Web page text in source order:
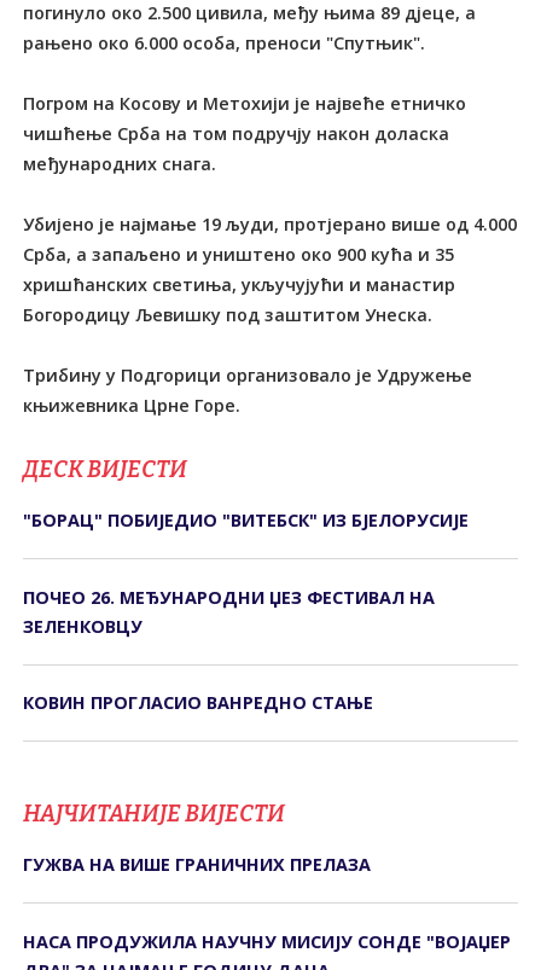
погинуло око 2.500 цивила, међу њима 89 дјеце, а
рањено око 6.000 особа, преноси "Спутњик".
Погром на Косову и Метохији је највеће етничко
чишћење Срба на том подручју након доласка
међународних снага.
Убијено је најмање 19 људи, протјерано више од 4.000
Срба, а запаљено и уништено око 900 кућа и 35
хришћанских светиња, укључујући и манастир
Богородицу Љевишку под заштитом Унеска.
Трибину у Подгорици организовало је Удружење
књижевника Црне Горе.
ДЕСК ВИЈЕСТИ
"БОРАЦ" ПОБИЈЕДИО "ВИТЕБСК" ИЗ БЈЕЛОРУСИЈЕ
ПОЧЕО 26. МЕЂУНАРОДНИ ЏЕЗ ФЕСТИВАЛ НА
ЗЕЛЕНКОВЦУ
КОВИН ПРОГЛАСИО ВАНРЕДНО СТАЊЕ
НАЈЧИТАНИЈЕ ВИЈЕСТИ
ГУЖВА НА ВИШЕ ГРАНИЧНИХ ПРЕЛАЗА
НАСА ПРОДУЖИЛА НАУЧНУ МИСИЈУ СОНДЕ "ВОЈАЏЕР